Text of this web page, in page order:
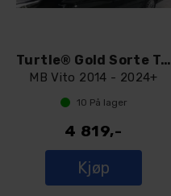
Turtle® Gold Sorte Takrails A2
MB Vito 2014 - 2024+
10 På lager
4 819,-
Kjøp